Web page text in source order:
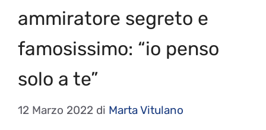
ammiratore segreto e
famosissimo: “io penso
solo a te”
12 Marzo 2022 di Marta Vitulano